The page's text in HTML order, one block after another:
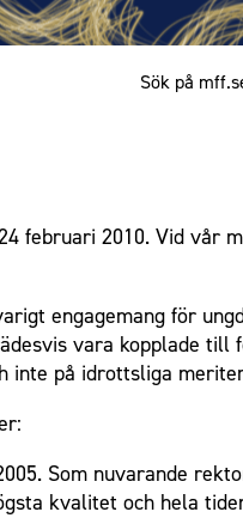
februari 2010. Vid vår
engagemang för
vara kopplade till
inte på idrottsliga
Som nuvarande
kvalitet och hela